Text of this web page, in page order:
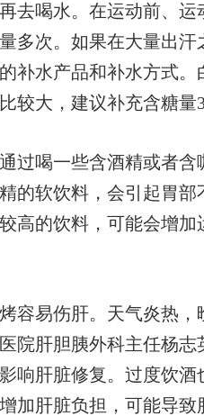
去喝水。在运动前、
多次。如果在大量出
补水产品和补水方式
较大，建议补充含糖量
喝一些含酒精或者含
的软饮料，会引起胃
高的饮料，可能会增
易伤肝。天气炎热，
院肝胆胰外科主任杨
响肝脏修复。过度饮
加肝脏负担，可能导